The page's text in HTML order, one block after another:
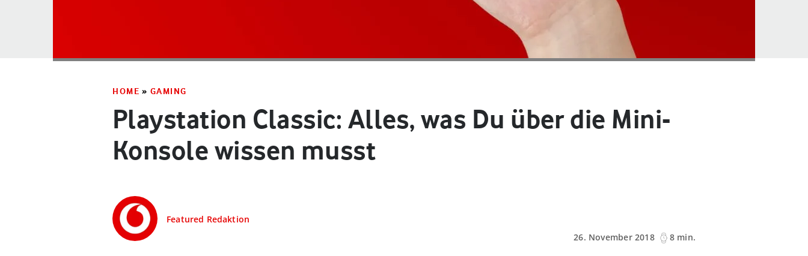
HOME » GAMING
Playstation Classic: Alles, was Du über die Mini-
Konsole wissen musst
Featured Redaktion
26. November 2018
8 min.